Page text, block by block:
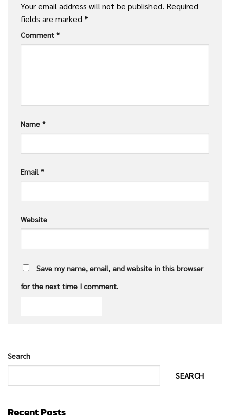
Your email address will not be published. Required
fields are marked *
Comment *
Name *
Email *
Website
Save my name, email, and website in this browser
for the next time I comment.
Search
SEARCH
Recent Posts